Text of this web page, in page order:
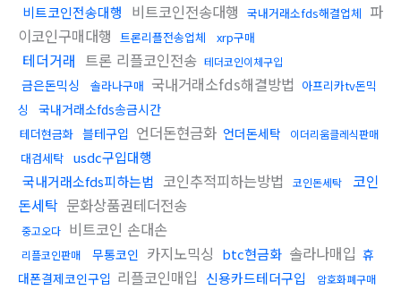
비트코인전송대행 비트코인전송대행 국내거래소fds해결업체 파
이코인구매대행 트론리플전송업체 xrp구매
테더거래 트론 리플코인전송 테더코인이체구입
금은돈믹싱 솔라나구매 국내거래소fds해결방법 아프리카tv돈믹
싱
국내거래소fds송금시간
테더현금화 블테구입 언더돈현금화 언더돈세탁 이더리움클레식판매
대검세탁 usdc구입대행
국내거래소fds피하는법 코인추적피하는방법 코인돈세탁
코인
돈세탁 문화상품권테더전송
중고오다 비트코인 손대손
리플코인판매 무통코인 카지노믹싱 btc현금화 솔라나매입 휴
대폰결제코인구입 리플코인매입 신용카드테더구입
암호화폐구매